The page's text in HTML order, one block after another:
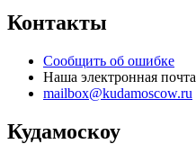
Контакты
Сообщить об ошибке
Наша электронная почта
mailbox@kudamoscow.ru
Кудамоскоу